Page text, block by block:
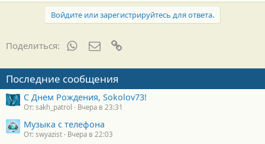
Войдите или зарегистрируйтесь для ответа.
Поделиться: WhatsAppЭлектронная почта
Последние сообщения
С Днем Рождения, Sokolov73!
От: sakh_patrol Вчера в 23:31
Музыка с телефона
От: swyazist Вчера в 22:03